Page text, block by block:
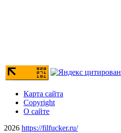
Карта сайта
Copyright
О сайте
2026 https://filfucker.ru/